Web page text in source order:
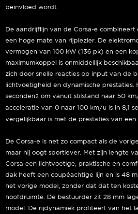
beïnvloed wordt.
De aandrijflijn van de Corsa-e combineert
een hoge mate van rijplezier. De
vermogen van 100 kW (136 pk) en een
maximumkoppel is onmiddellijk
zich door snelle reacties op input van de
lichtvoetigheid en dynamische prestaties.
seconden2 om vanuit stilstand naar 50
acceleratie van 0 naar 100 km/u is in 8,1
vergelijkbaar is met de prestaties van een
De Corsa-e is net zo compact als de
maar hij oogt sportiever. Met zijn lengte
Corsa een lichtvoetige, praktische en
dak heeft een coupéachtige lijn en is 48
het vorige model, zonder dat dat ten
hoofdruimte. De bestuurder zit 28 mm
model. De rijdynamiek profiteert van het